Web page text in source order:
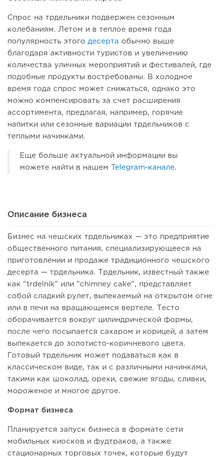
Спрос на трдельники подвержен сезонным
колебаниям. Летом и в теплое время года
популярность этого десерта обычно выше
благодаря активности туристов и увеличению
количества уличных мероприятий и фестивалей, где
подобные продукты востребованы. В холодное
время года спрос может снижаться, однако это
можно компенсировать за счет расширения
ассортимента, предлагая, например, горячие
напитки или сезонные вариации трдельников с
теплыми начинками.
Еще больше актуальной информации вы
можете найти в нашем Telegram-канале.
Описание бизнеса
Бизнес на чешских трдельниках — это предприятие
общественного питания, специализирующееся на
приготовлении и продаже традиционного чешского
десерта — трдельника. Трдельник, известный также
как "trdelník" или "chimney cake", представляет
собой сладкий рулет, выпекаемый на открытом огне
или в печи на вращающемся вертеле. Тесто
оборачивается вокруг цилиндрической формы,
после чего посыпается сахаром и корицей, а затем
выпекается до золотисто-коричневого цвета.
Готовый трдельник может подаваться как в
классическом виде, так и с различными начинками,
такими как шоколад, орехи, свежие ягоды, сливки,
мороженое и многое другое.
Формат бизнеса
Планируется запуск бизнеса в формате сети
мобильных киосков и фудтраков, а также
стационарных торговых точек, которые будут